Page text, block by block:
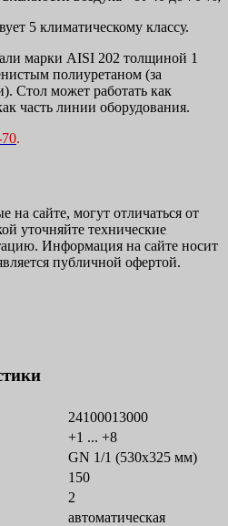
5 климатическому классу.
марки AISI 202 толщиной 1
полиуретаном (за
Стол может работать как
часть линии оборудования.
.
на сайте, могут отличаться от
уточняйте технические
Информация на сайте носит
публичной офертой.
24100013000
+1 ... +8
GN 1/1 (530x325 мм)
150
2
автоматическая